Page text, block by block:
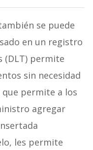
se puede
en un registro
(DLT) permite
sin necesidad
permite a los
agregar
les permite